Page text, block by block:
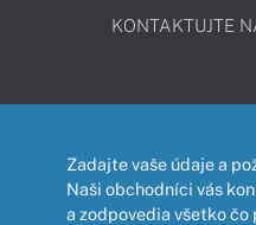
KONTAKTUJTE
Zadajte vaše údaje a
Naši obchodníci vás
a zodpovedia všetko